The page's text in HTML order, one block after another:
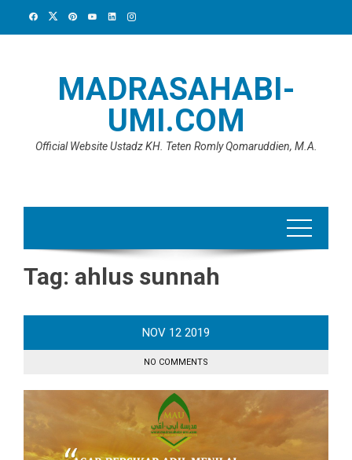
MADRASAHABI-
UMI.COM
Official Website Ustadz KH. Teten Romly Qomaruddien, M.A.
Tag: ahlus sunnah
NOV 12 2019
NO COMMENTS